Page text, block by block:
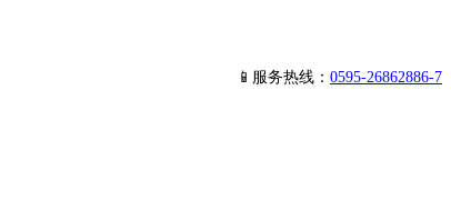
📱服务热线： 0595-26862886-7